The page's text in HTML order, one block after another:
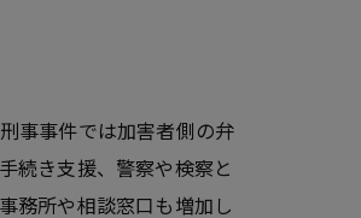
事事件では加害者側の弁
続き支援、警察や検察と
務所や相談窓口も増加し